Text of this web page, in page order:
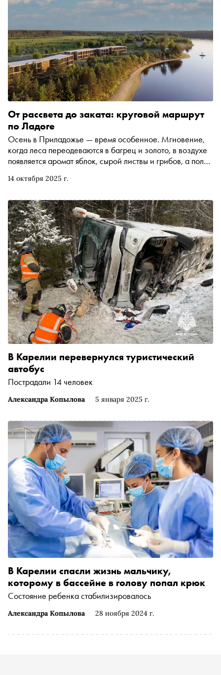
из книги, выходящей в издательстве NoAge в серии
«Есть смысл»
14 октября 2025 г.
От рассвета до заката: круговой маршрут
по Ладоге
Осень в Приладожье — время особенное. Мгновение,
когда леса переодеваются в багрец и золото, в воздухе
появляется аромат яблок, сырой листвы и грибов, а поля
Сложно представить себе лучшее время для того, чтобы
поисках вдохновения, спокойствия и умиротворения
Александра Копылова 5 января 2025 г.
В Карелии перевернулся туристический
автобус
Пострадали 14 человек
Александра Копылова 28 ноября 2024 г.
В Карелии спасли жизнь мальчику,
которому в бассейне в голову попал крюк
Состояние ребенка стабилизировалось